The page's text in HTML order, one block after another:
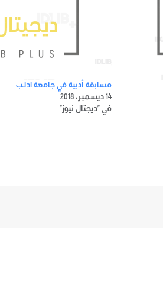
مسابقة أدبية في جامعة ادلب
14 ديسمبر، 2018
في "ديجتال نيوز"